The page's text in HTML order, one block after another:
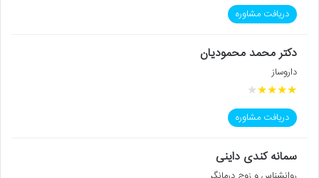
دریافت مشاوره
دکتر محمد محمودیان
داروساز
★
★
★
★
★
دریافت مشاوره
سمانه کندی داینی